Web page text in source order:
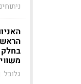
גלובל